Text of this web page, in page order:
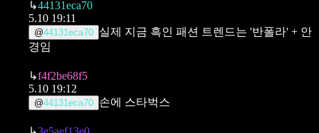
↳44131eca70
5.10 19:11
@44131eca70 실제 지금 흑인 패션 트렌드는 '반폴라' + 안
경임
↳f4f2be68f5
5.10 19:12
@44131eca70 손에 스타벅스